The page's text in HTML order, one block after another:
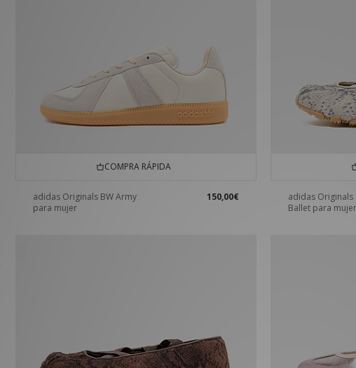
COMPRA RÁPIDA
adidas Originals BW Army
para mujer
150,00€
adidas Originals
Ballet para mujer